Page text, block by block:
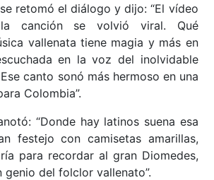
retomó el diálogo y dijo: “El vídeo
canción se volvió viral. Qué
vallenata tiene magia y más en
en la voz del inolvidable
canto sonó más hermoso en una
Colombia”.
“Donde hay latinos suena esa
festejo con camisetas amarillas,
para recordar al gran Diomedes,
genio del folclor vallenato”.